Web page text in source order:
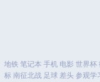
地铁 笔记本 手机 电影 世界杯
标 南征北战 足球 差头 参观学